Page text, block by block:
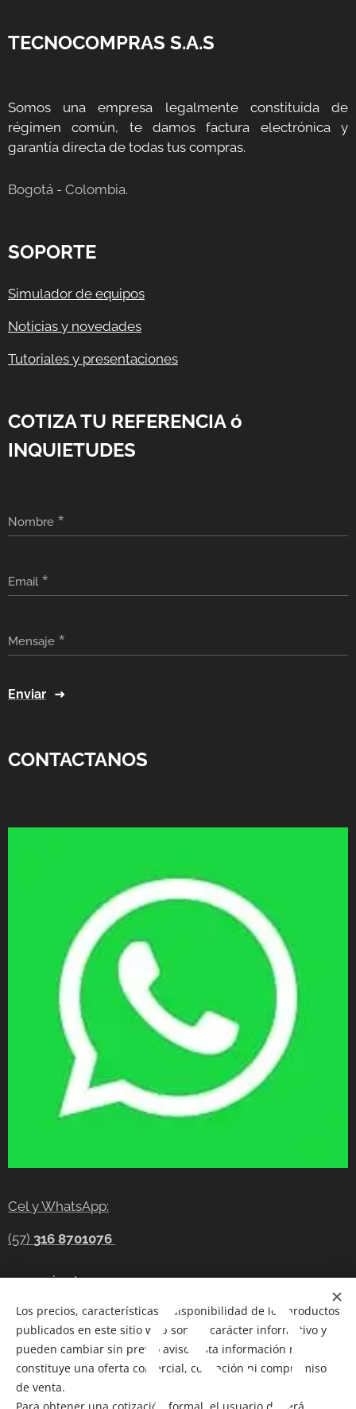
TECNOCOMPRAS S.A.S
Somos una empresa legalmente constituida de
régimen común, te damos factura electrónica y
garantía directa de todas tus compras.
Bogotá - Colombia.
SOPORTE
Simulador de equipos
Noticias y novedades
Tutoriales y presentaciones
COTIZA TU REFERENCIA ó
INQUIETUDES
Nombre
Email
Mensaje
Enviar
CONTACTANOS
Cel y WhatsApp:
(57) 316 8701076
gerencia@tecnocompras.com.co
Cel y WhatsApp:(57)316 8701076
Cel: (57) 300 8686914
Telegram:
Los precios, características y disponibilidad de los productos
publicados en este sitio web son de carácter informativo y
pueden cambiar sin previo aviso. Esta información no
constituye una oferta comercial, cotización ni compromiso
de venta.